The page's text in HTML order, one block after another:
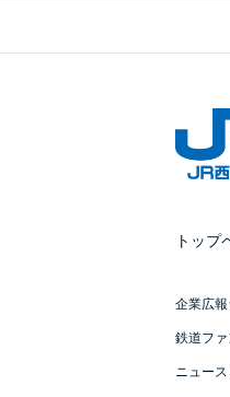
トップ
企業広
鉄道フ
ニュー